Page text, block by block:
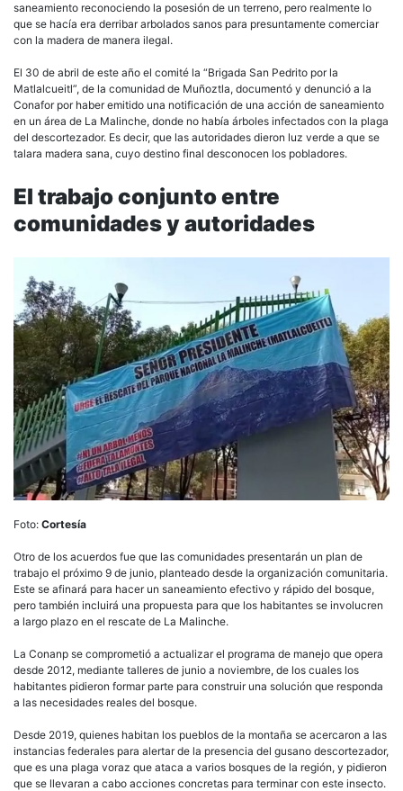
saneamiento reconociendo la posesión de un terreno, pero realmente lo
que se hacía era derribar arbolados sanos para presuntamente comerciar
con la madera de manera ilegal.
El 30 de abril de este año el comité la “Brigada San Pedrito por la
Matlalcueitl”, de la comunidad de Muñoztla, documentó y denunció a la
Conafor por haber emitido una notificación de una acción de saneamiento
en un área de La Malinche, donde no había árboles infectados con la plaga
del descortezador. Es decir, que las autoridades dieron luz verde a que se
talara madera sana, cuyo destino final desconocen los pobladores.
El trabajo conjunto entre
comunidades y autoridades
Foto: Cortesía
Otro de los acuerdos fue que las comunidades presentarán un plan de
trabajo el próximo 9 de junio, planteado desde la organización comunitaria.
Este se afinará para hacer un saneamiento efectivo y rápido del bosque,
pero también incluirá una propuesta para que los habitantes se involucren
a largo plazo en el rescate de La Malinche.
La Conanp se comprometió a actualizar el programa de manejo que opera
desde 2012, mediante talleres de junio a noviembre, de los cuales los
habitantes pidieron formar parte para construir una solución que responda
a las necesidades reales del bosque.
Desde 2019, quienes habitan los pueblos de la montaña se acercaron a las
instancias federales para alertar de la presencia del gusano descortezador,
que es una plaga voraz que ataca a varios bosques de la región, y pidieron
que se llevaran a cabo acciones concretas para terminar con este insecto.